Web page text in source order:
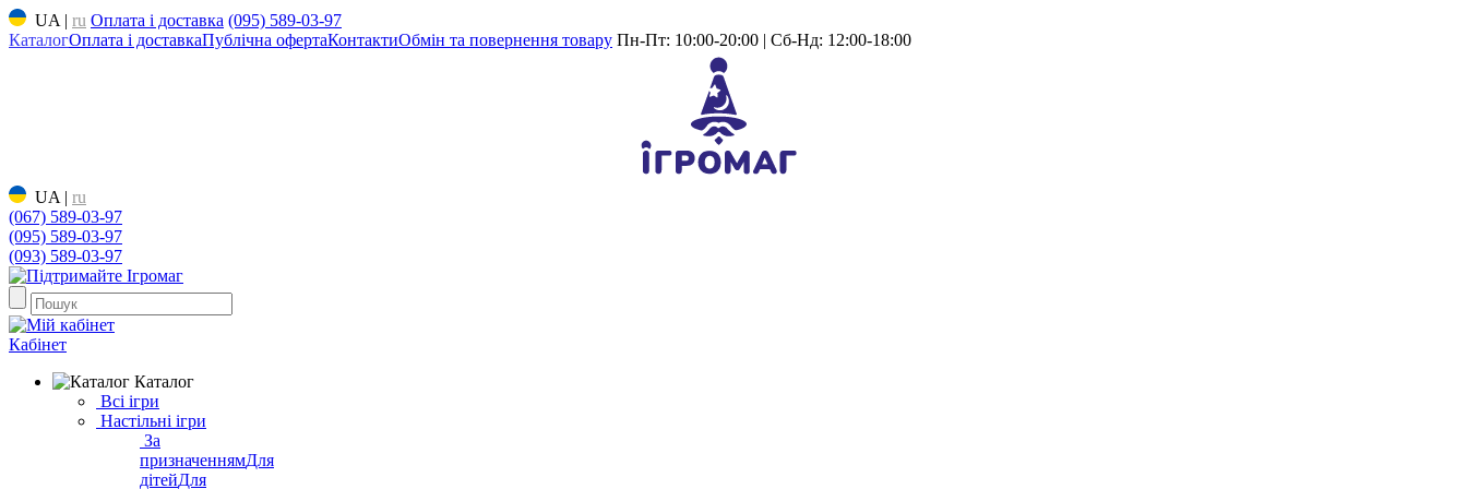
UA | ru Оплата і доставка (095) 589-03-97
КаталогОплата і доставкаПублічна офертаКонтактиОбмін та повернення товару Пн-Пт: 10:00-20:00 | Сб-Нд: 12:00-18:00
UA | ru
(067) 589-03-97
(095) 589-03-97
(093) 589-03-97
Кабінет
Каталог
Всі ігри
Настільні ігри
За
призначеннямДля
дітейДля